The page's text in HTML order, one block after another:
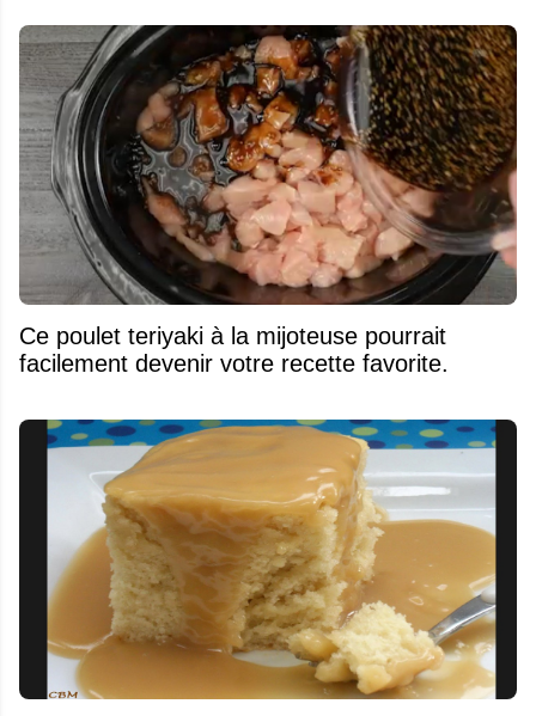
Ce poulet teriyaki à la mijoteuse pourrait
facilement devenir votre recette favorite.